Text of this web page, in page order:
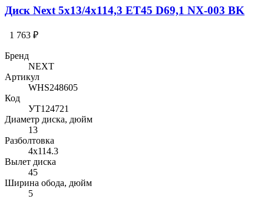
Диск Next 5x13/4x114,3 ET45 D69,1 NX-003 BK
1 763 ₽
Бренд
NEXT
Артикул
WHS248605
Код
УТ124721
Диаметр диска, дюйм
13
Разболтовка
4x114.3
Вылет диска
45
Ширина обода, дюйм
5